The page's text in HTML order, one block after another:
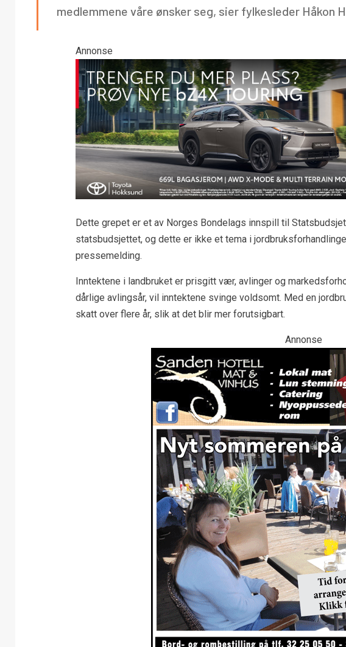
medlemmene våre ønsker seg, sier fylkesleder Håkon
Annonse
Dette grepet er et av Norges Bondelags innspill til
statsbudsjettet, og dette er ikke et tema i
pressemelding.
Inntektene i landbruket er prisgitt vær, avlinger og
dårlige avlingsår, vil inntektene svinge voldsomt. Med en
skatt over flere år, slik at det blir mer forutsigbart.
Annonse